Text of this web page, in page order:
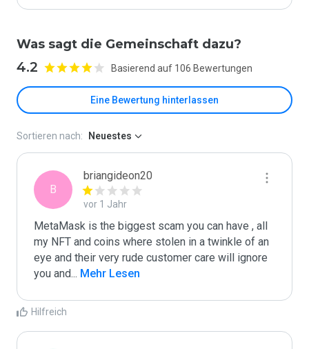
Was sagt die Gemeinschaft dazu?
4.2 Basierend auf 106 Bewertungen
Eine Bewertung hinterlassen
Sortieren nach: Neuestes
B
briangideon20
vor 1 Jahr
MetaMask is the biggest scam you can have , all
my NFT and coins where stolen in a twinkle of an
eye and their very rude customer care will ignore
you and... Mehr Lesen
Hilfreich